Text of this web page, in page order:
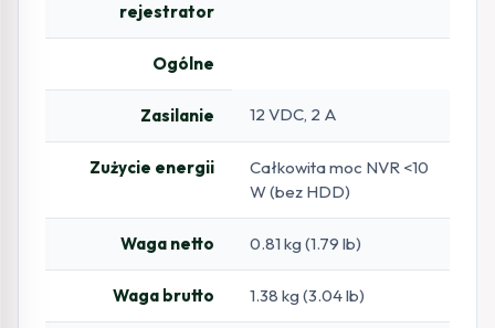
rejestrator
Ogólne
Zasilanie 12 VDC, 2 A
Zużycie energii
Całkowita moc NVR <10
W (bez HDD)
Waga netto 0.81 kg (1.79 lb)
Waga brutto 1.38 kg (3.04 lb)